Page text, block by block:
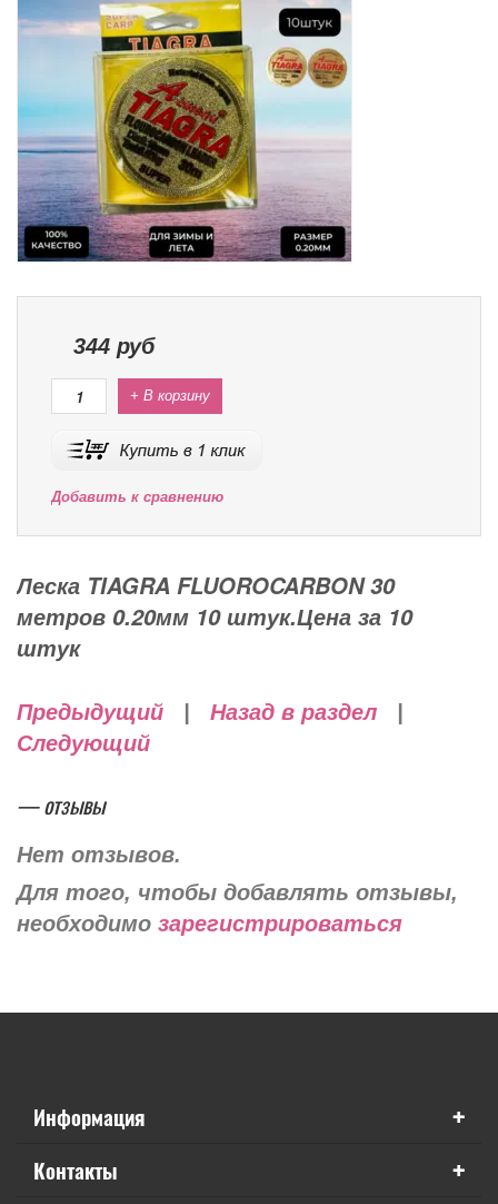
344 руб
+ В корзину
Добавить к сравнению
Леска TIAGRA FLUOROCARBON 30
метров 0.20мм 10 штук.Цена за 10
штук
Предыдущий Назад в раздел
Следующий
— отзывы
Нет отзывов.
Для того, чтобы добавлять отзывы,
необходимо зарегистрироваться
Информация +
Контакты +